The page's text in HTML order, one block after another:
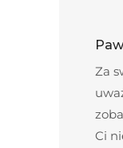
Za
Ci